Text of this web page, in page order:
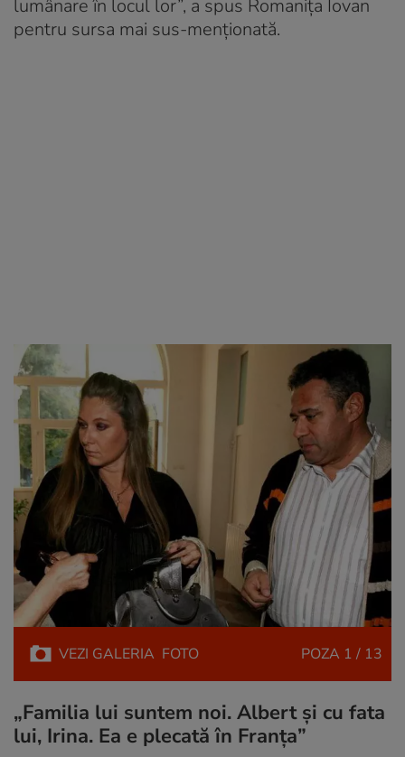
lumânare în locul lor”, a spus Romanița Iovan
pentru sursa mai sus-menționată.
VEZI GALERIA FOTO POZA 1 / 13
„Familia lui suntem noi. Albert și cu fata
lui, Irina. Ea e plecată în Franța”